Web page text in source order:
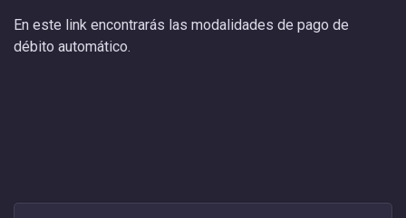
En este link encontrarás las modalidades de pago de
débito automático.